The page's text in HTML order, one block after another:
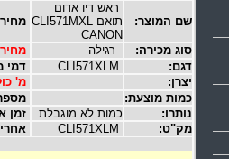
שם המוצר:
ראש דיו אדום
תואם CLI571MXL
CANON
סוג מכירה: רגילה
דגם: דמי
יצרן:
מ'
כמות מוצעת:
נותרו:
כמות לא מוגבלת זמן
מק"ט: